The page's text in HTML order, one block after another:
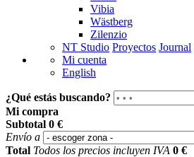
Vibia
Wästberg
Zilenzio
NT Studio Proyectos Journal
Mi cuenta
English
¿Qué estás buscando?
Mi compra
Subtotal 0 €
Envío a
Total Todos los precios incluyen IVA 0 €